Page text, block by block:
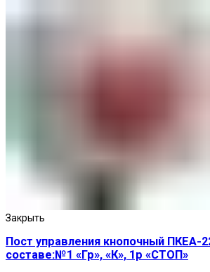
Закрыть
Пост управления кнопочный ПКЕА-
составе:№1 «Гр», «К», 1р «СТОП»